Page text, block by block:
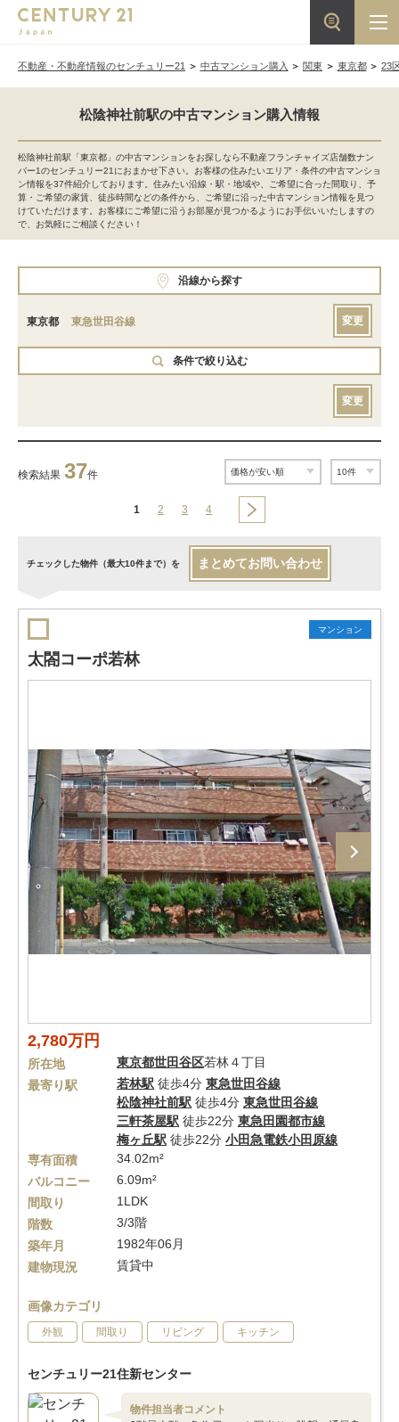
不動産・不動産情報のセンチュリー21 中古マンション購入 関東 東京都 23
松陰神社前駅の中古マンション購入情報
松陰神社前駅「東京都」の中古マンションをお探しなら不動産フランチャイズ店舗数ナン
バー1のセンチュリー21におまかせ下さい。お客様の住みたいエリア・条件の中古マンショ
ン情報を37件紹介しております。住みたい沿線・駅・地域や、ご希望に合った間取り、予
算・ご希望の家賃、徒歩時間などの条件から、ご希望に沿った中古マンション情報を見つ
けていただけます。お客様にご希望に沿うお部屋が見つかるようにお手伝いいたしますの
で、お気軽にご相談ください！
沿線から探す
東京都 東急世田谷線 変更
条件で絞り込む
変更
検索結果 37件
1 2 3 4
チェックした物件（最大10件まで）を まとめてお問い合わせ
マンション
太閤コーポ若林
2,780万円
所在地 東京都世田谷区若林４丁目
最寄り駅
若林駅 徒歩4分 東急世田谷線
松陰神社前駅 徒歩4分 東急世田谷線
三軒茶屋駅 徒歩22分 東急田園都市線
梅ヶ丘駅 徒歩22分 小田急電鉄小田原線
専有面積
34.02m²
バルコニー
6.09m²
間取り
1LDK
階数
3/3階
築年月
1982年06月
建物現況
賃貸中
画像カテゴリ
外観 間取り リビング キッチン
センチュリー21住新センター
物件担当者コメント